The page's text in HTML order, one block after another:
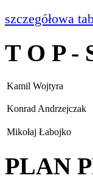
szczegółowa
T O P -
Kamil Wojtyra
Konrad Andrzejczak
Mikołaj Łabojko
PLAN